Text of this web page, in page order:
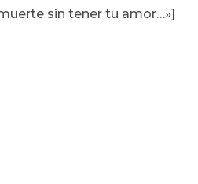
sin tener tu amor…»]